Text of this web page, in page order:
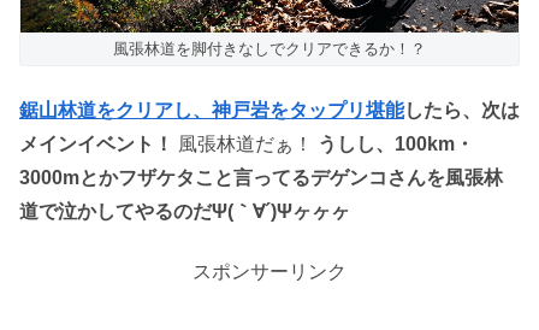
風張林道を脚付きなしでクリアできるか！？
鋸山林道をクリアし、神戸岩をタップリ堪能したら、次は
メインイベント！
風張林道だぁ！
うしし、100km・
3000mとかフザケタこと言ってるデゲンコさんを風張林
道で泣かしてやるのだΨ(｀∀´)Ψヶヶヶ
スポンサーリンク